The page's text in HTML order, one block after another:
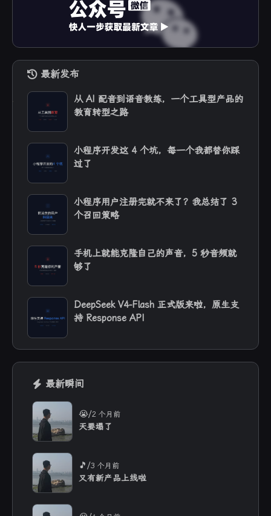
最新发布
从 AI 配音到语音教练，一个工具型产品的
教育转型之路
小程序开发这 4 个坑，每一个我都替你踩
过了
小程序用户注册完就不来了？我总结了 3
个召回策略
手机上就能克隆自己的声音，5 秒音频就
够了
DeepSeek V4-Flash 正式版来啦，原生支
持 Response API
最新瞬间
😭/2 个月前
天要塌了
🎵/3 个月前
又有新产品上线啦